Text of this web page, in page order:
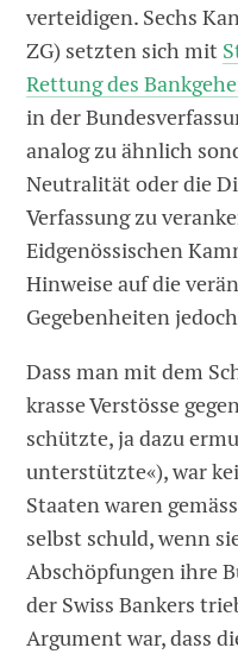
verteidigen. Sechs
ZG) setzten sich mit
Rettung des
in der
analog zu ähnlich
Neutralität oder die
Verfassung zu
Eidgenössischen
Hinweise auf die
Gegebenheiten
Dass man mit dem
krasse Verstösse
schützte, ja dazu
unterstützte«), war
Staaten waren
selbst schuld, wenn
Abschöpfungen ihre
der Swiss Bankers
Argument war, dass